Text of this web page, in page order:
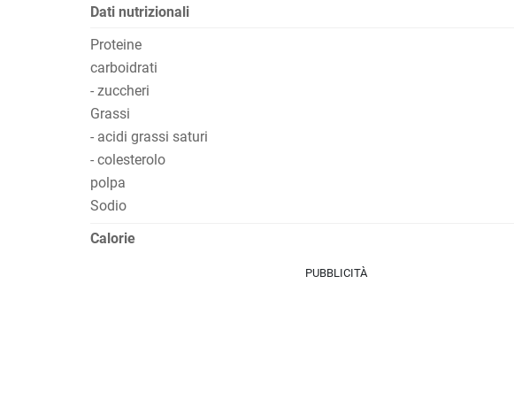
Dati nutrizionali
Proteine
carboidrati
- zuccheri
Grassi
- acidi grassi saturi
- colesterolo
polpa
Sodio
Calorie
PUBBLICITÀ